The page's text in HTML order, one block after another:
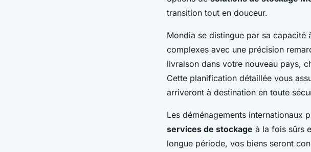
transition tout en douceur.
Mondia se distingue par sa capacité
complexes avec une précision
livraison dans votre nouveau pays,
Cette planification détaillée vous
arriveront à destination en toute
Les déménagements internationaux
services de stockage à la fois sûrs
longue période, vos biens seront